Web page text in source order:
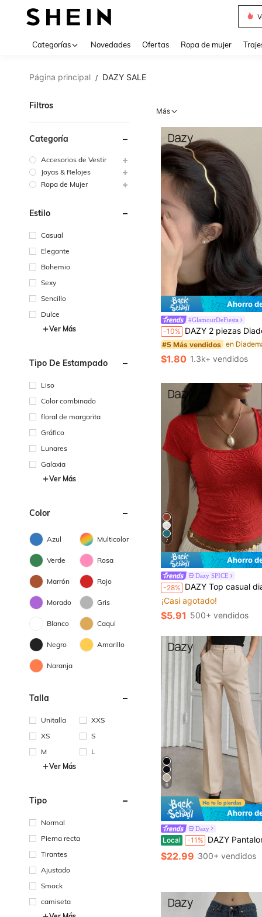
Categorías Novedades Ofertas Ropa de mujer
Página principal / DAZY SALE
Filtros
Categoría
Accesorios de Vestir
Joyas & Relojes
Ropa de Mujer
Estilo
Casual
Elegante
Bohemio
Sexy
Sencillo
Dulce
Ver Más
Tipo De Estampado
Liso
Color combinado
floral de margarita
Gráfico
Lunares
Galaxia
Ver Más
Color
Azul Multicolor
Verde Rosa
Marrón Rojo
Morado Gris
Blanco Caqui
Negro Amarillo
Naranja
Talla
Unitalla
XXS
XS
S
M
L
Ver Más
Tipo
Normal
Pierna recta
Tirantes
Ajustado
Smock
camiseta
Más
Ahorro
#GlamourDeFiesta
-10% DAZY 2 piezas Diadema de metal dorado ondulado de moda para mujeres, diadema curva, diadema geométrica delgada para uso diario, fiesta, tocado elegante,
#5 Más vendidos
¡Casi agotado!
#5 Más vendidos
¡Casi agotado!
#5 Más vendidos
¡Casi agotado!
#5 Más vendidos
¡Casi agotado!
$1.80 1.3k+ vendidos
7
Ahorro
Dazy SPICE
-28% DAZY Top casual diario versátil de mujer con ajuste ceñido y tejido
¡Casi agotado!
$5.91 500+ vendidos
6
Ahorro
Dazy
Local -11% DAZY Pantalones casuales de
$22.99 300+ vendidos